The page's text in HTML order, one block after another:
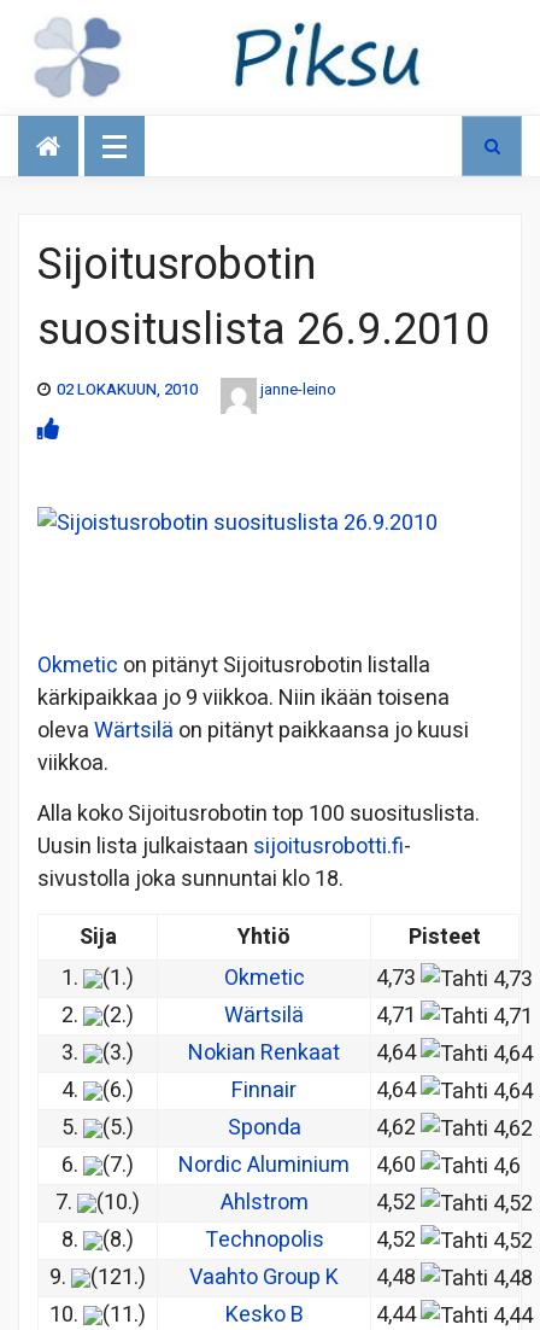
Talous
Sijoitusrobotin
suosituslista 26.9.2010
02 LOKAKUUN, 2010 janne-leino
Okmetic on pitänyt Sijoitusrobotin listalla
kärkipaikkaa jo 9 viikkoa. Niin ikään toisena
olevaWärtsilä on pitänyt paikkaansa jo kuusi
viikkoa.
Alla koko Sijoitusrobotin top 100 suosituslista.
Uusin lista julkaistaan sijoitusrobotti.fi-
sivustolla joka sunnuntai klo 18.
Sija
Yhtiö
Pisteet
1.
(1.) Okmetic
4,73
2.
(2.) Wärtsilä
4,71
3.
(3.) Nokian Renkaat
4,64
4.
(6.) Finnair
4,64
5.
(5.) Sponda
4,62
6.
(7.) Nordic Aluminium
4,60
7.
(10.) Ahlstrom
4,52
8.
(8.) Technopolis
4,52
9.
(121.) Vaahto Group K
4,48
10.
(11.) Kesko B
4,44